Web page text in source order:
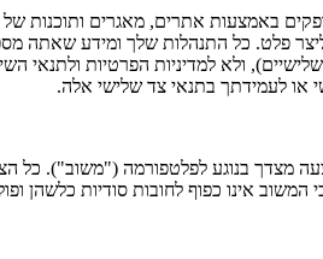
באמצעות אתרים, מאגרים ותוכנות
פלט. כל התנהלות שלך ומידע שאתה
ולא למדיניות הפרטיות ולתנאי
או לעמידתך בתנאי צד שלישי אלה.
מצדך בנוגע לפלטפורמה ("משוב"). כל
המשוב אינו כפוף לחובות סודיות כלשהן